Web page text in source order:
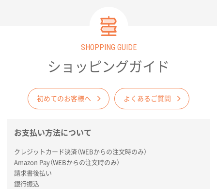
SHOPPING GUIDE
ショッピングガイド
初めてのお客様へ よくあるご質問
お支払い方法について
クレジットカード決済（WEBからの注文時のみ）
Amazon Pay（WEBからの注文時のみ）
請求書後払い
銀行振込